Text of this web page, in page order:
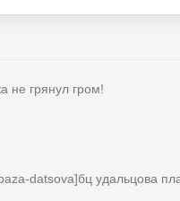
не грянул гром!
datsova]бц удальцова